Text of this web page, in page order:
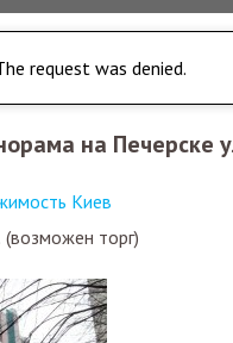
request was denied.
на Печерске
Киев
(возможен торг)